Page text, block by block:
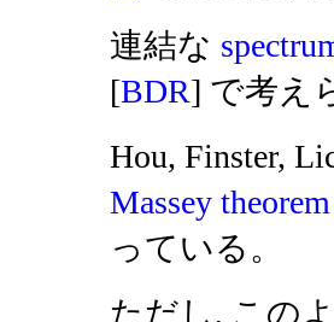
連結な
[BDR] で考え
Hou, Finster,
Massey theorem
っている。
ただし, この